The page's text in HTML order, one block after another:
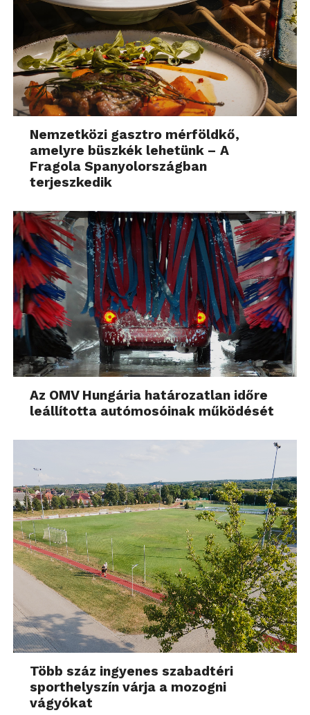
Nemzetközi gasztro mérföldkő,
amelyre büszkék lehetünk – A
Fragola Spanyolországban
terjeszkedik
Az OMV Hungária határozatlan időre
leállította autómosóinak működését
Több száz ingyenes szabadtéri
sporthelyszín várja a mozogni
vágyókat